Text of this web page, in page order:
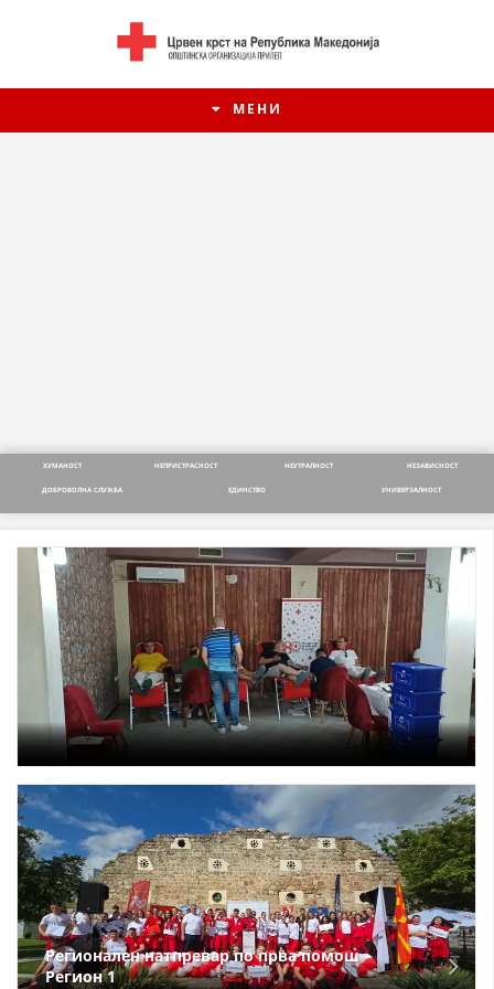
МЕНИ
ИСТОРИЈАТ НА ДВИЖЕЊЕТО
ЧЛЕНСТВО ВО ПРОФЕСИОНАЛНИ ТЕЛА
ЗАКОН ЗА ЦКРМ
СТАТУТ НА ЦКРМ
ОРГАНИЗАЦИЈА И РАЗВОЈ
РАКОВОДЕН ОДБОР
СОБРАНИЕ
СТРУКТУРА И ОРГАНИЗАЦИОНА ПОСТАВЕНОСТ
ХУМАНОСТ НЕПРИСТРАСНОСТ НЕУТРАЛНОСТ НЕЗАВИСНОСТ
ДОБРОВОЛНА СЛУЖБА ЕДИНСТВО УНИВЕРЗАЛНОСТ
Регионален натпревар по прва помош –
Регион 1